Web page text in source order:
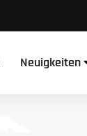
Neuigkeiten